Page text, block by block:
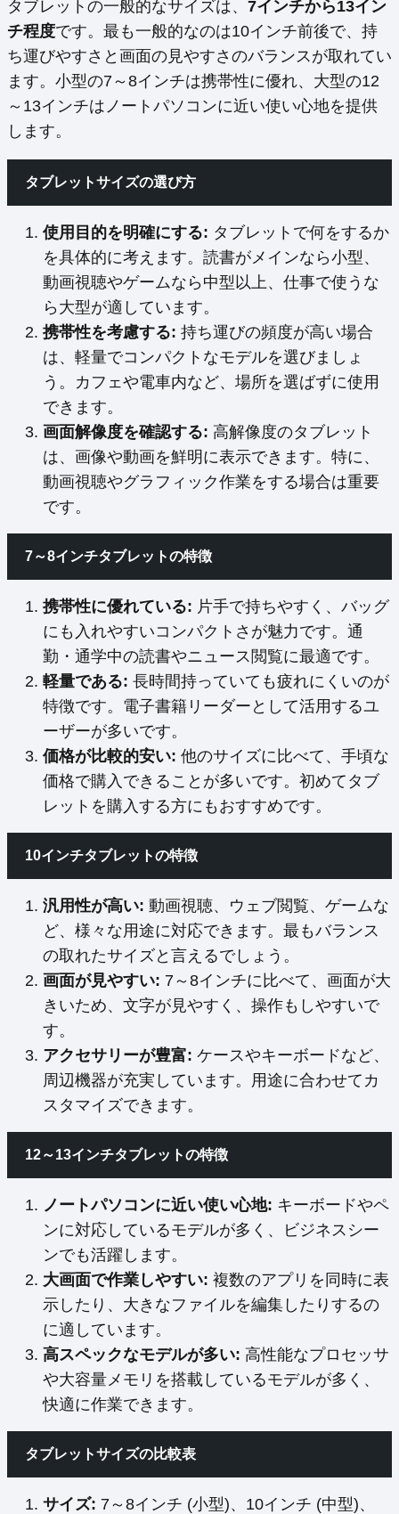
タブレットの一般的なサイズは、 7インチから13イン
チ程度です。最も一般的なのは10インチ前後で、持
ち運びやすさと画面の見やすさのバランスが取れてい
ます。小型の7～8インチは携帯性に優れ、大型の12
～13インチはノートパソコンに近い使い心地を提供
します。
タブレットサイズの選び方
使用目的を明確にする: タブレットで何をするか
を具体的に考えます。読書がメインなら小型、
動画視聴やゲームなら中型以上、仕事で使うな
ら大型が適しています。
携帯性を考慮する: 持ち運びの頻度が高い場合
は、軽量でコンパクトなモデルを選びましょ
う。カフェや電車内など、場所を選ばずに使用
できます。
画面解像度を確認する: 高解像度のタブレット
は、画像や動画を鮮明に表示できます。特に、
動画視聴やグラフィック作業をする場合は重要
です。
7～8インチタブレットの特徴
携帯性に優れている: 片手で持ちやすく、バッグ
にも入れやすいコンパクトさが魅力です。通
勤・通学中の読書やニュース閲覧に最適です。
軽量である: 長時間持っていても疲れにくいのが
特徴です。電子書籍リーダーとして活用するユ
ーザーが多いです。
価格が比較的安い: 他のサイズに比べて、手頃な
価格で購入できることが多いです。初めてタブ
レットを購入する方にもおすすめです。
10インチタブレットの特徴
汎用性が高い: 動画視聴、ウェブ閲覧、ゲームな
ど、様々な用途に対応できます。最もバランス
の取れたサイズと言えるでしょう。
画面が見やすい: 7～8インチに比べて、画面が大
きいため、文字が見やすく、操作もしやすいで
す。
アクセサリーが豊富: ケースやキーボードなど、
周辺機器が充実しています。用途に合わせてカ
スタマイズできます。
12～13インチタブレットの特徴
ノートパソコンに近い使い心地: キーボードやペ
ンに対応しているモデルが多く、ビジネスシー
ンでも活躍します。
大画面で作業しやすい: 複数のアプリを同時に表
示したり、大きなファイルを編集したりするの
に適しています。
高スペックなモデルが多い: 高性能なプロセッサ
や大容量メモリを搭載しているモデルが多く、
快適に作業できます。
タブレットサイズの比較表
サイズ: 7～8インチ (小型)、10インチ (中型)、